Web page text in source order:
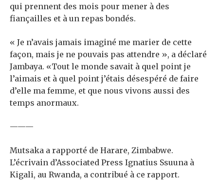
qui prennent des mois pour mener à des
fiançailles et à un repas bondés.
« Je n’avais jamais imaginé me marier de cette
façon, mais je ne pouvais pas attendre », a déclaré
Jambaya. «Tout le monde savait à quel point je
l’aimais et à quel point j’étais désespéré de faire
d’elle ma femme, et que nous vivons aussi des
temps anormaux.
———
Mutsaka a rapporté de Harare, Zimbabwe.
L’écrivain d’Associated Press Ignatius Ssuuna à
Kigali, au Rwanda, a contribué à ce rapport.